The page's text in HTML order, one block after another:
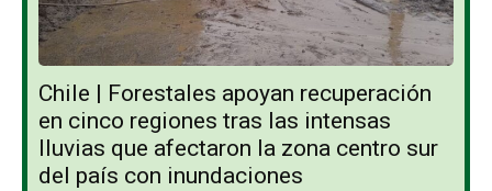
Chile | Forestales apoyan recuperación
en cinco regiones tras las intensas
lluvias que afectaron la zona centro sur
del país con inundaciones